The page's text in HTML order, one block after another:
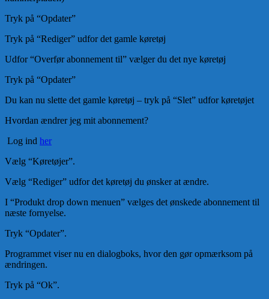
Tryk på “Opdater”
Tryk på “Rediger” udfor det gamle køretøj
Udfor “Overfør abonnement til” vælger du det nye køretøj
Tryk på “Opdater”
Du kan nu slette det gamle køretøj – tryk på “Slet” udfor køretøjet
Hvordan ændrer jeg mit abonnement?
Log ind her
Vælg “Køretøjer”.
Vælg “Rediger” udfor det køretøj du ønsker at ændre.
I “Produkt drop down menuen” vælges det ønskede abonnement til
næste fornyelse.
Tryk “Opdater”.
Programmet viser nu en dialogboks, hvor den gør opmærksom på
ændringen.
Tryk på “Ok”.